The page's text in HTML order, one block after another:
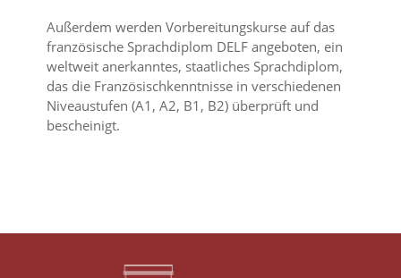
Außerdem werden Vorbereitungskurse auf das
französische Sprachdiplom DELF angeboten, ein
weltweit anerkanntes, staatliches Sprachdiplom,
das die Französischkenntnisse in verschiedenen
Niveaustufen (A1, A2, B1, B2) überprüft und
bescheinigt.